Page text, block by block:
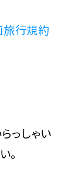
行規約
っしゃい
。